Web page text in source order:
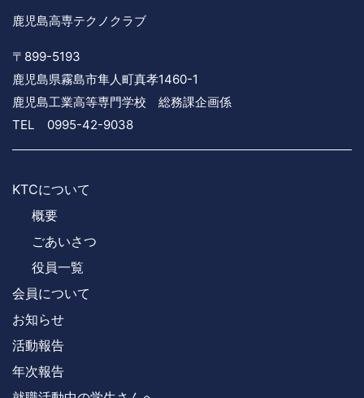
鹿児島高専テクノクラブ
〒899-5193
鹿児島県霧島市隼人町真孝1460-1
鹿児島工業高等専門学校 総務課企画係
TEL 0995-42-9038
KTCについて
概要
ごあいさつ
役員一覧
会員について
お知らせ
活動報告
年次報告